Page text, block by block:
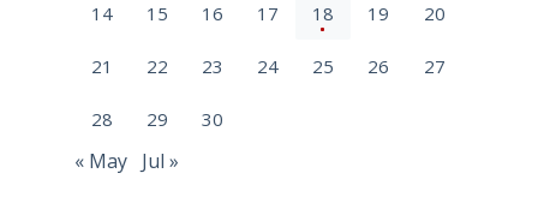
14 15 16 17 18 19 20
21 22 23 24 25 26 27
28 29 30
« May Jul »